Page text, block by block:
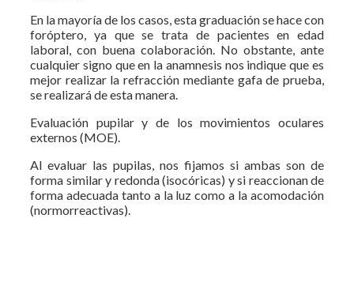
En la mayoría de los casos, esta graduación se hace con
foróptero, ya que se trata de pacientes en edad
laboral, con buena colaboración. No obstante, ante
cualquier signo que en la anamnesis nos indique que es
mejor realizar la refracción mediante gafa de prueba,
se realizará de esta manera.
Evaluación pupilar y de los movimientos oculares
externos (MOE).
Al evaluar las pupilas, nos fijamos si ambas son de
forma similar y redonda (isocóricas) y si reaccionan de
forma adecuada tanto a la luz como a la acomodación
(normorreactivas).